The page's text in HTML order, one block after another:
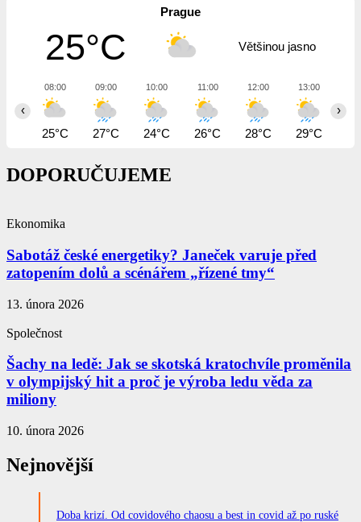
Prague
25°C Většinou jasno
08:00
25°C
09:00
27°C
10:00
24°C
11:00
26°C
12:00
28°C
13:00
29°C
‹ ›
DOPORUČUJEME
Ekonomika
Sabotáž české energetiky? Janeček varuje před
zatopením dolů a scénářem „řízené tmy“
13. února 2026
Společnost
Šachy na ledě: Jak se skotská kratochvíle proměnila
v olympijský hit a proč je výroba ledu věda za
miliony
10. února 2026
Nejnovější
Doba krizí. Od covidového chaosu a best in covid až po ruské